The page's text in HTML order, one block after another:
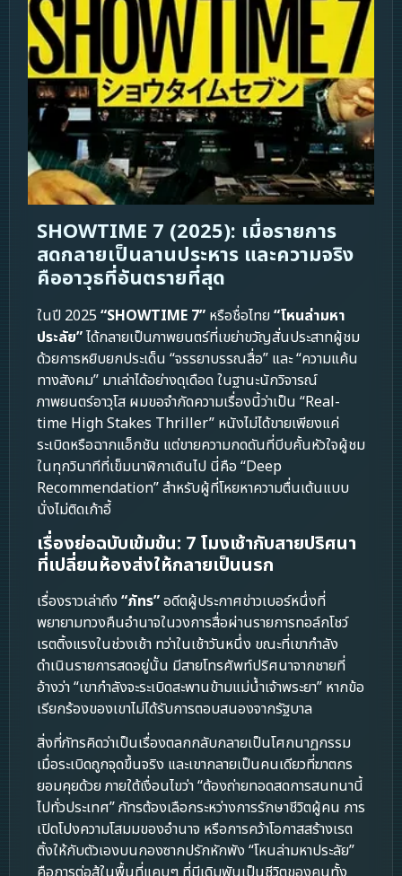
SHOWTIME 7 (2025): เมื่อรายการ
สดกลายเป็นลานประหาร และความจริง
คืออาวุธที่อันตรายที่สุด
ในปี 2025 “SHOWTIME 7” หรือชื่อไทย“โหนล่ามหา
ประลัย”ได้กลายเป็นภาพยนตร์ที่เขย่าขวัญสั่นประสาทผู้ชม
ด้วยการหยิบยกประเด็น “จรรยาบรรณสื่อ” และ “ความแค้น
ทางสังคม” มาเล่าได้อย่างดุเดือด ในฐานะนักวิจารณ์
ภาพยนตร์อาวุโส ผมขอจำกัดความเรื่องนี้ว่าเป็น “Real-
time High Stakes Thriller” หนังไม่ได้ขายเพียงแค่
ระเบิดหรือฉากแอ็กชัน แต่ขายความกดดันที่บีบคั้นหัวใจผู้ชม
ในทุกวินาทีที่เข็มนาฬิกาเดินไป นี่คือ “Deep
Recommendation” สำหรับผู้ที่โหยหาความตื่นเต้นแบบ
นั่งไม่ติดเก้าอี้
เรื่องย่อฉบับเข้มข้น: 7 โมงเช้ากับสายปริศนา
ที่เปลี่ยนห้องส่งให้กลายเป็นนรก
เรื่องราวเล่าถึง “ภัทร”อดีตผู้ประกาศข่าวเบอร์หนึ่งที่
พยายามทวงคืนอำนาจในวงการสื่อผ่านรายการทอล์กโชว์
เรตติ้งแรงในช่วงเช้า ทว่าในเช้าวันหนึ่ง ขณะที่เขากำลัง
ดำเนินรายการสดอยู่นั้น มีสายโทรศัพท์ปริศนาจากชายที่
อ้างว่า “เขากำลังจะระเบิดสะพานข้ามแม่น้ำเจ้าพระยา” หากข้อ
เรียกร้องของเขาไม่ได้รับการตอบสนองจากรัฐบาล
สิ่งที่ภัทรคิดว่าเป็นเรื่องตลกกลับกลายเป็นโศกนาฏกรรม
เมื่อระเบิดถูกจุดขึ้นจริง และเขากลายเป็นคนเดียวที่ฆาตกร
ยอมคุยด้วย ภายใต้เงื่อนไขว่า “ต้องถ่ายทอดสดการสนทนานี้
ไปทั่วประเทศ” ภัทรต้องเลือกระหว่างการรักษาชีวิตผู้คน การ
เปิดโปงความโสมมของอำนาจ หรือการคว้าโอกาสสร้างเรต
ติ้งให้กับตัวเองบนกองซากปรักหักพัง “โหนล่ามหาประลัย”